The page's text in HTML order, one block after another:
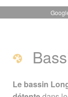
Bassin
Accès
Le bassin